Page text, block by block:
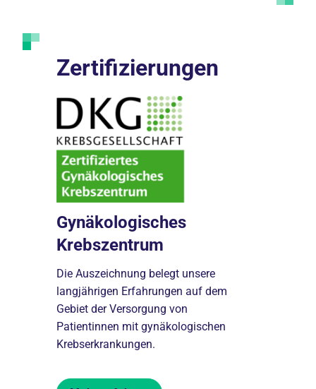
Zertifizierungen
Gynäkologisches
Krebszentrum
Die Auszeichnung belegt unsere
langjährigen Erfahrungen auf dem
Gebiet der Versorgung von
Patientinnen mit gynäkologischen
Krebserkrankungen.